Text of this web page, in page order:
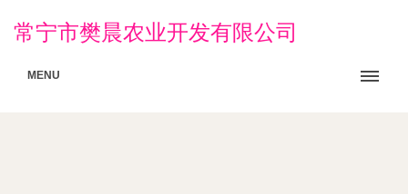
常宁市樊晨农业开发有限公司
MENU